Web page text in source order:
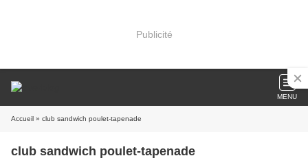
Publicité
MENU
Accueil » club sandwich poulet-tapenade
club sandwich poulet-tapenade